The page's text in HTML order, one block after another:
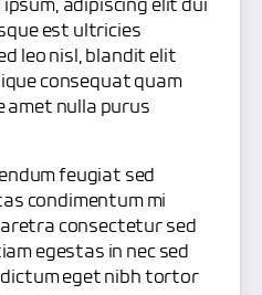
adipiscing elit dui
est ultricies
leo nisl, blandit elit
consequat quam
amet nulla purus
feugiat sed
condimentum mi
consectetur sed
egestas in nec sed
eget nibh tortor